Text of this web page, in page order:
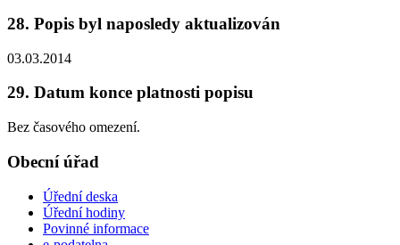
28. Popis byl naposledy aktualizován
03.03.2014
29. Datum konce platnosti popisu
Bez časového omezení.
Obecní úřad
Úřední deska
Úřední hodiny
Povinné informace